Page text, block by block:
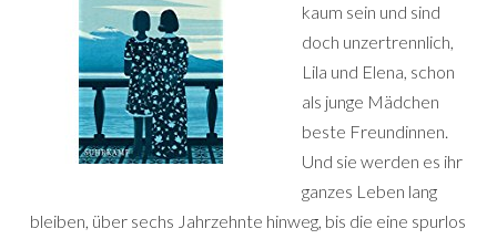
kaum sein und sind
doch unzertrennlich,
Lila und Elena, schon
als junge Mädchen
beste Freundinnen.
Und sie werden es ihr
ganzes Leben lang
bleiben, über sechs Jahrzehnte hinweg, bis die eine spurlos